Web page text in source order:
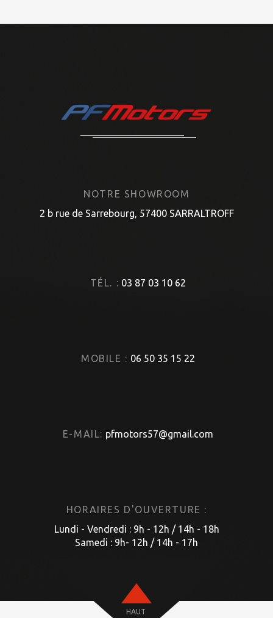
NOTRE SHOWROOM
2 b rue de Sarrebourg, 57400 SARRALTROFF
TÉL. : 03 87 03 10 62
MOBILE : 06 50 35 15 22
E-MAIL: pfmotors57@gmail.com
HORAIRES D'OUVERTURE :
Lundi - Vendredi : 9h - 12h / 14h - 18h
Samedi : 9h- 12h / 14h - 17h
HAUT